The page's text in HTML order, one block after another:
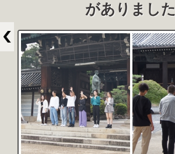
がありました